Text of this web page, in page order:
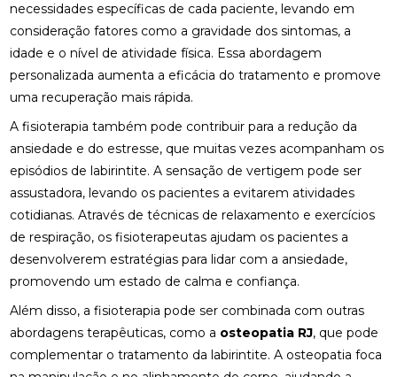
necessidades específicas de cada paciente, levando em
consideração fatores como a gravidade dos sintomas, a
idade e o nível de atividade física. Essa abordagem
personalizada aumenta a eficácia do tratamento e promove
uma recuperação mais rápida.
A fisioterapia também pode contribuir para a redução da
ansiedade e do estresse, que muitas vezes acompanham os
episódios de labirintite. A sensação de vertigem pode ser
assustadora, levando os pacientes a evitarem atividades
cotidianas. Através de técnicas de relaxamento e exercícios
de respiração, os fisioterapeutas ajudam os pacientes a
desenvolverem estratégias para lidar com a ansiedade,
promovendo um estado de calma e confiança.
Além disso, a fisioterapia pode ser combinada com outras
abordagens terapêuticas, como a osteopatia RJ, que pode
complementar o tratamento da labirintite. A osteopatia foca
BENEFÍCIOS DA OSTEOPATIA PARA A COLUNA
BENEFÍCIOS DA OSTEOPATIA RJ PARA SUA SAÚDE
BENEFÍCIOS DA PALMILA ORTOPÉDICA PARA
SAÚDE
BENEFÍCIOS DA PALMILHA PARA JOANETE QUE
VOCÊ PRECISA CONHECER
BENEFÍCIOS DA QUIROPRAXIA CERVICAL
BENEFÍCIOS DA QUIROPRAXIA CERVICAL PARA SUA
SAÚDE
BENEFÍCIOS DA QUIROPRAXIA CERVICAL PARA SUA
SAÚDE: GUIA COMPLETO
COMPLETO